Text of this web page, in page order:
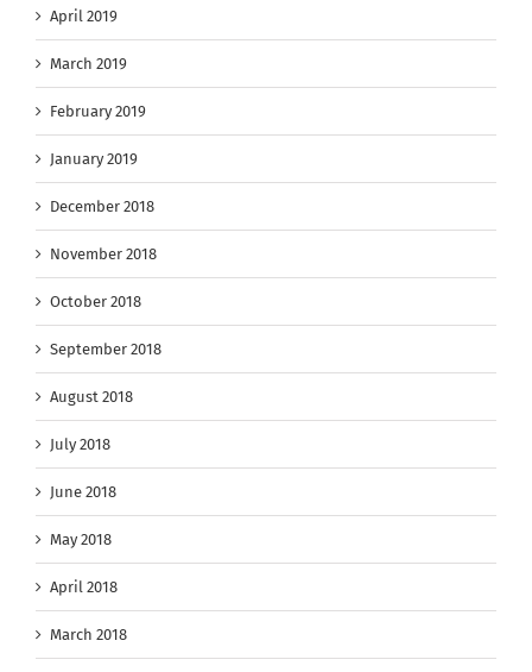
April 2019
March 2019
February 2019
January 2019
December 2018
November 2018
October 2018
September 2018
August 2018
July 2018
June 2018
May 2018
April 2018
March 2018